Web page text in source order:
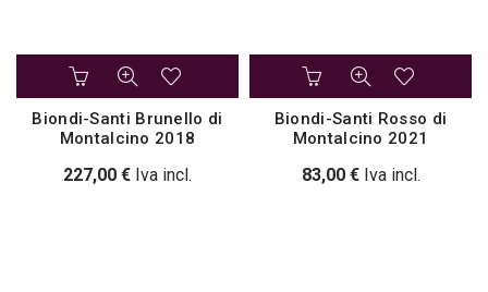
Biondi-Santi Brunello di
Montalcino 2018
227,00 € Iva incl.
Biondi-Santi Rosso di
Montalcino 2021
83,00 € Iva incl.